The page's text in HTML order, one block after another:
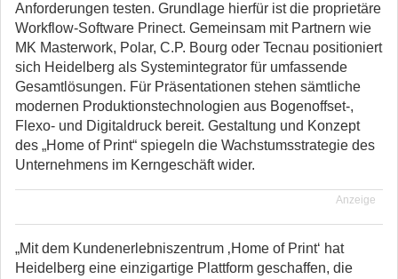
Anforderungen testen. Grundlage hierfür ist die proprietäre
Workflow-Software Prinect. Gemeinsam mit Partnern wie
MK Masterwork, Polar, C.P. Bourg oder Tecnau positioniert
sich Heidelberg als Systemintegrator für umfassende
Gesamtlösungen. Für Präsentationen stehen sämtliche
modernen Produktionstechnologien aus Bogenoffset-,
Flexo- und Digitaldruck bereit. Gestaltung und Konzept
des „Home of Print“ spiegeln die Wachstumsstrategie des
Unternehmens im Kerngeschäft wider.
Anzeige
„Mit dem Kundenerlebniszentrum ‚Home of Print‘ hat
Heidelberg eine einzigartige Plattform geschaffen, die